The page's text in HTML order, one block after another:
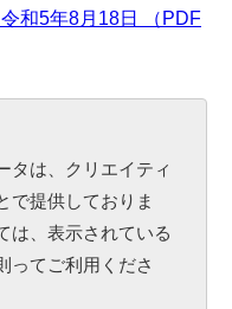
和5年8月18日 （PDF
タは、クリエイティ
で提供しておりま
は、表示されている
ってご利用くださ